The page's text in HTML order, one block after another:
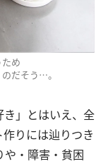
め
だそう…。
」とはいえ、全
りには辿りつき
・障害・貧困